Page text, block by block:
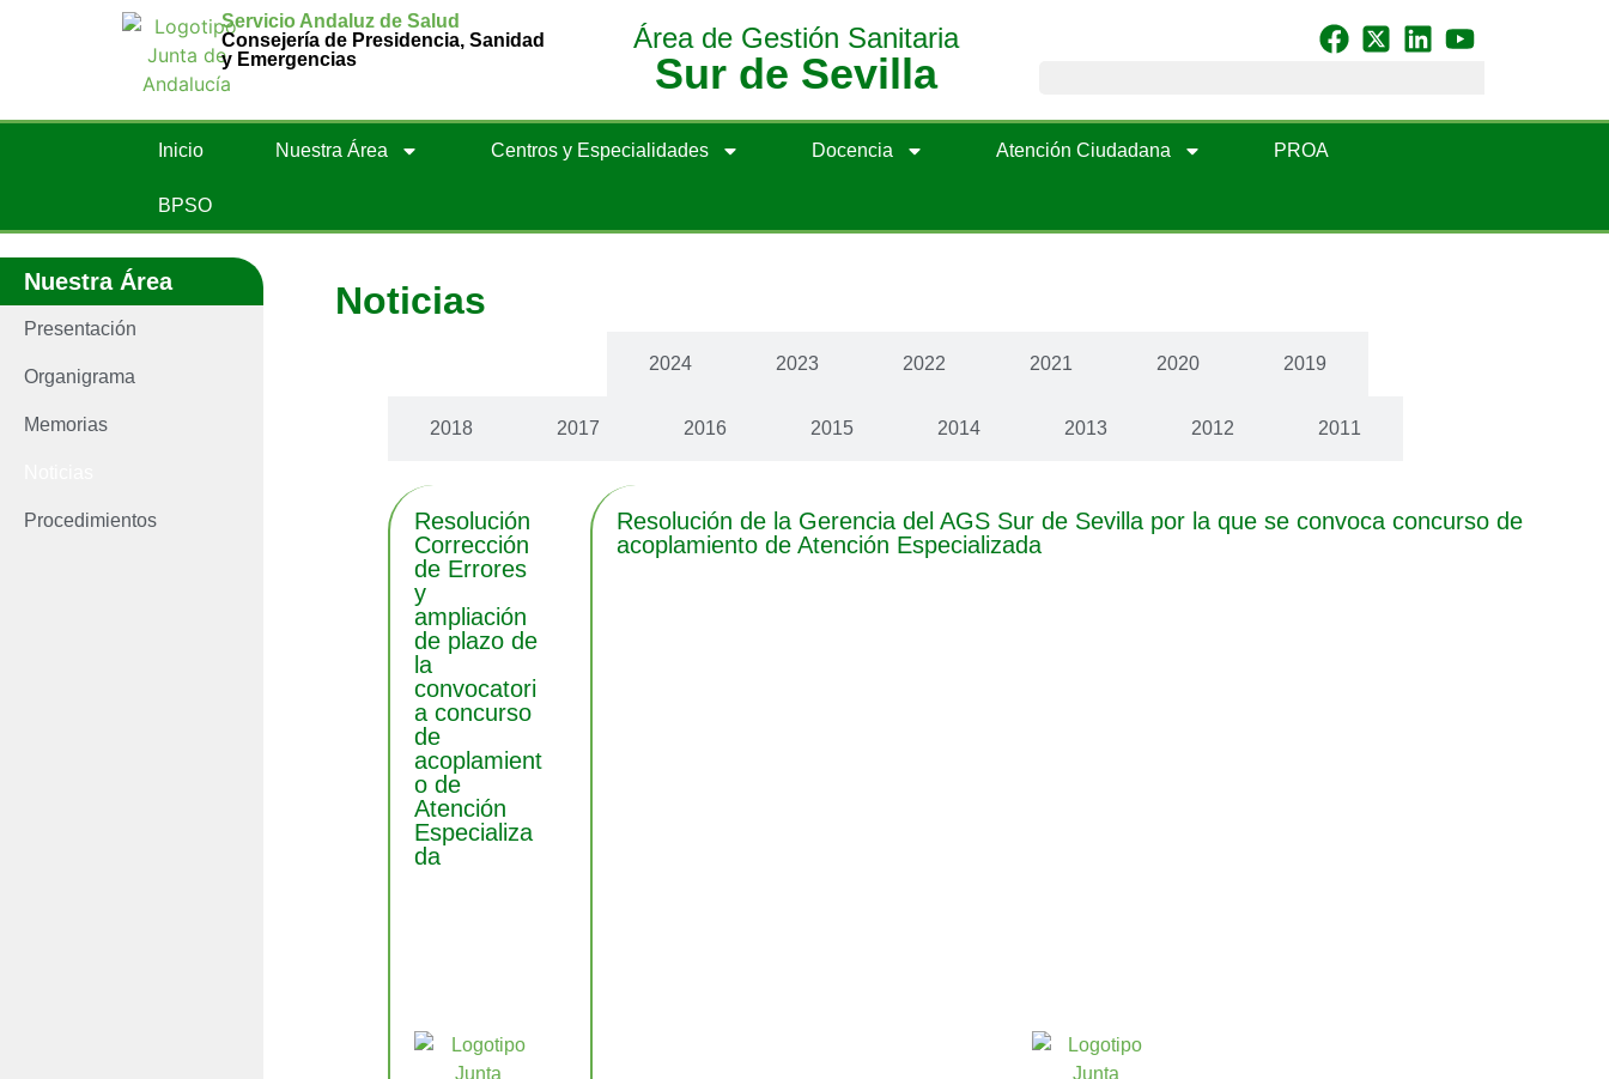
Servicio Andaluz de Salud
Consejería de Presidencia, Sanidad
y Emergencias
Área de Gestión Sanitaria
Sur de Sevilla
Inicio Nuestra Área Centros y Especialidades Docencia Atención Ciudadana PROA
BPSO
Nuestra Área
Presentación
Organigrama
Memorias
Procedimientos
Noticias
2024 2023 2022 2021 2020 2019
2018 2017 2016 2015 2014 2013 2012 2011
Resolución
Corrección
de Errores
y
ampliación
de plazo de
la
convocatori
a concurso
de
acoplamient
o de
Atención
Especializa
da
Resolución de la Gerencia del AGS Sur de Sevilla por la que se convoca concurso de
acoplamiento de Atención Especializada